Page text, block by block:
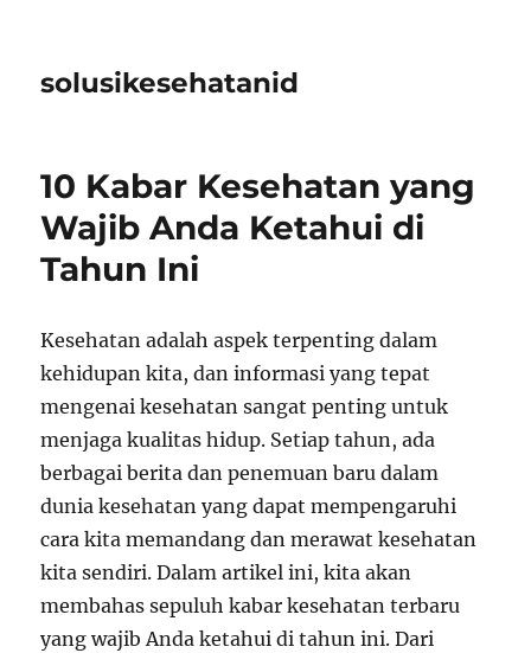
solusikesehatanid
10 Kabar Kesehatan yang
Wajib Anda Ketahui di
Tahun Ini
Kesehatan adalah aspek terpenting dalam
kehidupan kita, dan informasi yang tepat
mengenai kesehatan sangat penting untuk
menjaga kualitas hidup. Setiap tahun, ada
berbagai berita dan penemuan baru dalam
dunia kesehatan yang dapat mempengaruhi
cara kita memandang dan merawat kesehatan
kita sendiri. Dalam artikel ini, kita akan
membahas sepuluh kabar kesehatan terbaru
yang wajib Anda ketahui di tahun ini. Dari